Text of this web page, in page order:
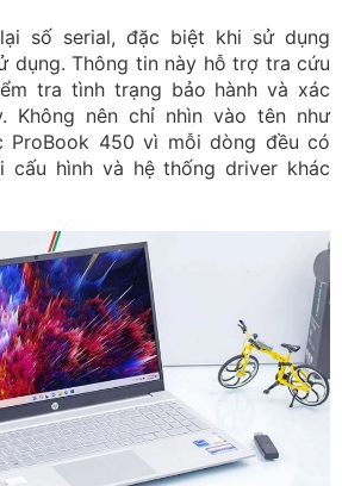
số serial, đặc biệt khi sử dụng
dụng. Thông tin này hỗ trợ tra cứu
tra tình trạng bảo hành và xác
Không nên chỉ nhìn vào tên như
ProBook 450 vì mỗi dòng đều có
cấu hình và hệ thống driver khác